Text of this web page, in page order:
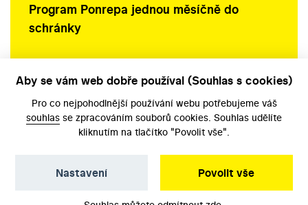
Program Ponrepa jednou měsíčně do
schránky
Aby se vám web dobře používal (Souhlas s cookies)
Pro co nejpohodlnější používání webu potřebujeme váš
souhlas se zpracováním souborů cookies. Souhlas udělíte
kliknutím na tlačítko "Povolit vše".
Povolit vše
Nastavení